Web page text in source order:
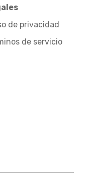
de privacidad
de servicio